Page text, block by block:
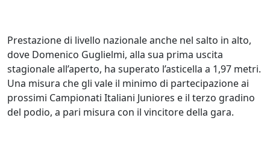
Prestazione di livello nazionale anche nel salto in alto,
dove Domenico Guglielmi, alla sua prima uscita
stagionale all’aperto, ha superato l’asticella a 1,97 metri.
Una misura che gli vale il minimo di partecipazione ai
prossimi Campionati Italiani Juniores e il terzo gradino
del podio, a pari misura con il vincitore della gara.